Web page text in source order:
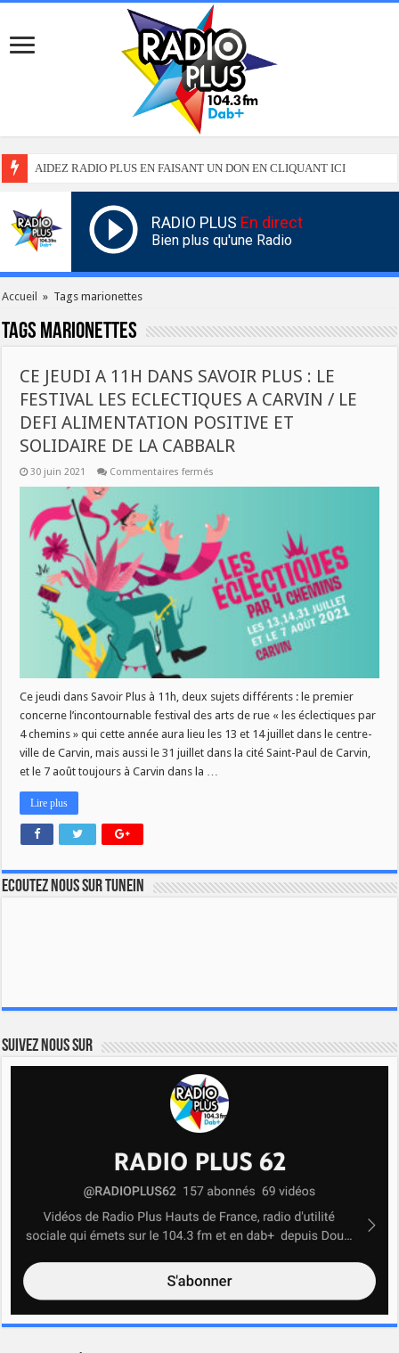
AIDEZ RADIO PLUS EN FAISANT UN DON EN CLIQUANT ICI
RADIO PLUS En direct
Bien plus qu'une Radio
Accueil » Tags marionettes
Tags marionettes
CE JEUDI A 11H DANS SAVOIR PLUS : LE
FESTIVAL LES ECLECTIQUES A CARVIN / LE
DEFI ALIMENTATION POSITIVE ET
SOLIDAIRE DE LA CABBALR
30 juin 2021 Commentaires fermés
11H
DANS
SAVOIR
PLUS
:
LE
FESTIVAL
LES
ECLECTIQUES
ALIMENTATION
POSITIVE
ET
SOLIDAIRE
LA
CABBALR
Ce jeudi dans Savoir Plus à 11h, deux sujets différents : le premier
concerne l’incontournable festival des arts de rue « les éclectiques par
4 chemins » qui cette année aura lieu les 13 et 14 juillet dans le centre-
ville de Carvin, mais aussi le 31 juillet dans la cité Saint-Paul de Carvin,
et le 7 août toujours à Carvin dans la …
Lire plus
Ecoutez nous sur TuneIn
Suivez nous sur